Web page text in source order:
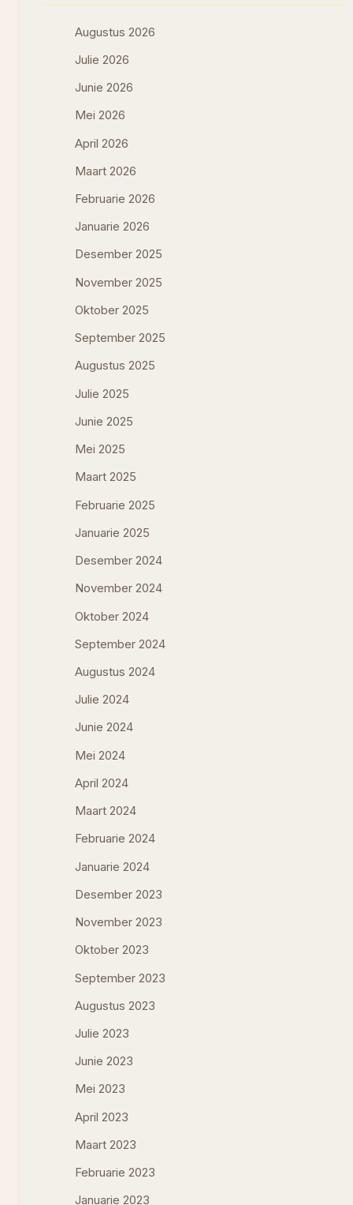
Augustus 2026
Julie 2026
Junie 2026
Mei 2026
April 2026
Maart 2026
Februarie 2026
Januarie 2026
Desember 2025
November 2025
Oktober 2025
September 2025
Augustus 2025
Julie 2025
Junie 2025
Mei 2025
Maart 2025
Februarie 2025
Januarie 2025
Desember 2024
November 2024
Oktober 2024
September 2024
Augustus 2024
Julie 2024
Junie 2024
Mei 2024
April 2024
Maart 2024
Februarie 2024
Januarie 2024
Desember 2023
November 2023
Oktober 2023
September 2023
Augustus 2023
Julie 2023
Junie 2023
Mei 2023
April 2023
Maart 2023
Februarie 2023
Januarie 2023